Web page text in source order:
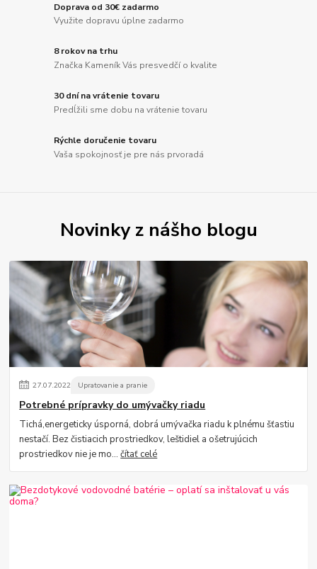
Doprava od 30€ zadarmo
Využite dopravu úplne zadarmo
8 rokov na trhu
Značka Kameník Vás presvedčí o kvalite
30 dní na vrátenie tovaru
Predĺžili sme dobu na vrátenie tovaru
Rýchle doručenie tovaru
Vaša spokojnosť je pre nás prvoradá
Novinky z nášho blogu
27.07.2022 Upratovanie a pranie
Potrebné prípravky do umývačky riadu
Tichá,energeticky úsporná, dobrá umývačka riadu k plnému šťastiu
nestačí. Bez čistiacich prostriedkov, leštidiel a ošetrujúcich
prostriedkov nie je mo...čítať celé